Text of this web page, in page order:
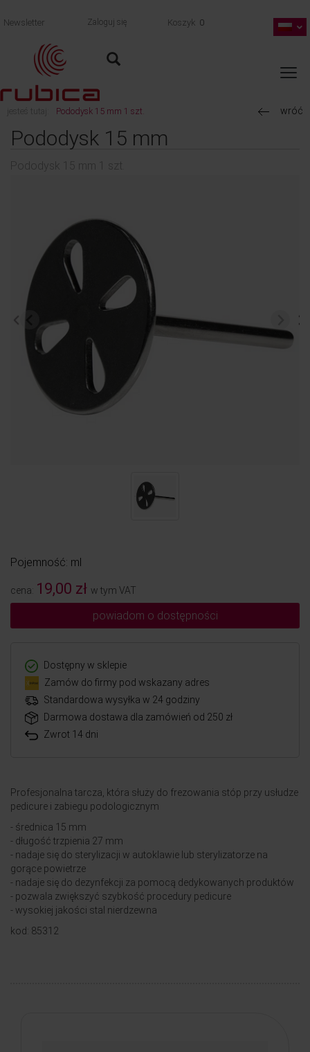
Newsletter Zaloguj się Koszyk 0
jesteś tutaj: Pododysk 15 mm 1 szt. wróć
Pododysk 15 mm
Pododysk 15 mm 1 szt.
Pojemność: ml
cena: 19,00 zł w tym VAT
powiadom o dostępności
Dostępny w sklepie
Zamów do firmy pod wskazany adres
Standardowa wysyłka w 24 godziny
Darmowa dostawa dla zamówień od 250 zł
Zwrot 14 dni
Profesjonalna tarcza, która służy do frezowania stóp przy usłudze
pedicure i zabiegu podologicznym
- średnica 15 mm
- długość trzpienia 27 mm
- nadaje się do sterylizacji w autoklawie lub sterylizatorze na
gorące powietrze
- nadaje się do dezynfekcji za pomocą dedykowanych produktów
- pozwala zwiększyć szybkość procedury pedicure
- wysokiej jakości stal nierdzewna
kod: 85312